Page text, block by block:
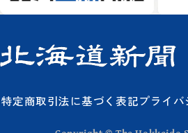
特定商取引法に基づく表記プライバ